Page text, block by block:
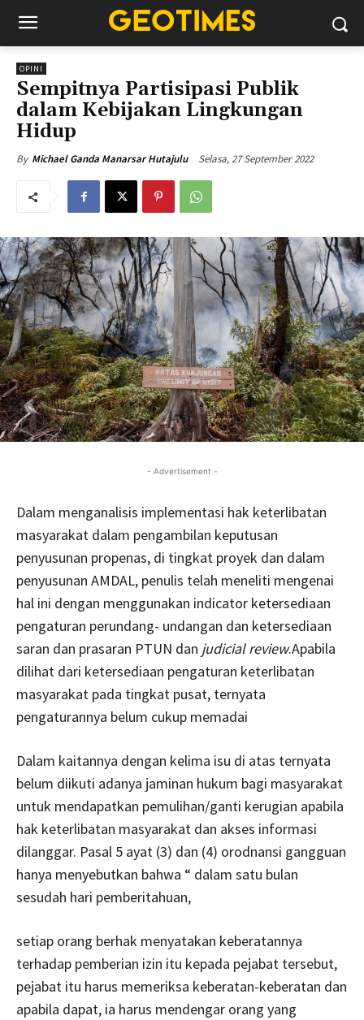
OPINI
Sempitnya Partisipasi Publik
dalam Kebijakan Lingkungan
Hidup
By Michael Ganda Manarsar Hutajulu Selasa, 27 September 2022
- Advertisement -
Dalam menganalisis implementasi hak keterlibatan
masyarakat dalam pengambilan keputusan
penyusunan propenas, di tingkat proyek dan dalam
penyusunan AMDAL, penulis telah meneliti mengenai
hal ini dengan menggunakan indicator ketersediaan
pengaturan perundang- undangan dan ketersediaan
saran dan prasaran PTUN dan judicial review.Apabila
dilihat dari ketersediaan pengaturan keterlibatan
masyarakat pada tingkat pusat, ternyata
pengaturannya belum cukup memadai
Dalam kaitannya dengan kelima isu di atas ternyata
belum diikuti adanya jaminan hukum bagi masyarakat
untuk mendapatkan pemulihan/ganti kerugian apabila
hak keterlibatan masyarakat dan akses informasi
dilanggar. Pasal 5 ayat (3) dan (4) orodnansi gangguan
hanya menyebutkan bahwa “ dalam satu bulan
sesudah hari pemberitahuan,
setiap orang berhak menyatakan keberatannya
terhadap pemberian izin itu kepada pejabat tersebut,
pejabat itu harus memeriksa keberatan-keberatan dan
apabila dapat, ia harus mendengar orang yang